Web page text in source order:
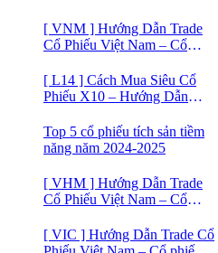
[ VNM ] Hướng Dẫn Trade
Cổ Phiếu Việt Nam – Cổ
[ L14 ] Cách Mua Siêu Cổ
Phiếu X10 – Hướng Dẫn
Cổ phiếu BĐS Licogi 14
Top 5 cổ phiếu tích sản tiềm
năng năm 2024-2025
[ VHM ] Hướng Dẫn Trade
Cổ Phiếu Việt Nam – Cổ
[ VIC ] Hướng Dẫn Trade Cổ